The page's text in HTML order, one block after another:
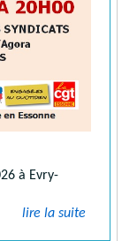
à Evry-
lire la suite